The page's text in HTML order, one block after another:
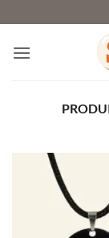
au
contenu